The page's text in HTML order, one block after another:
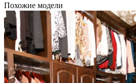
Похожие модели